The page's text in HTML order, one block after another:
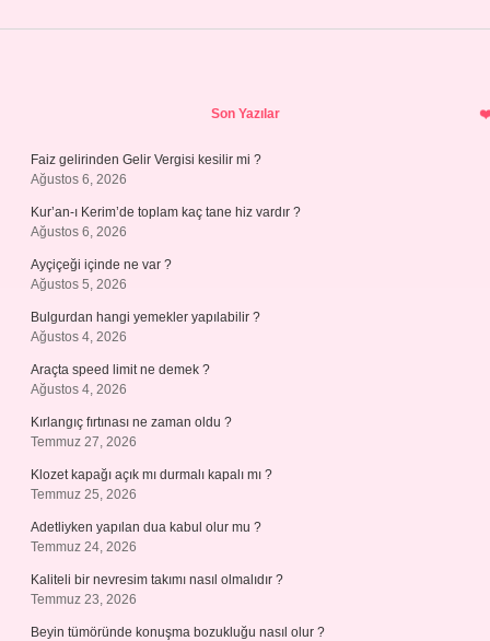
Son Yazılar
Faiz gelirinden Gelir Vergisi kesilir mi ?
Ağustos 6, 2026
Kur’an-ı Kerim’de toplam kaç tane hiz vardır ?
Ağustos 6, 2026
Ayçiçeği içinde ne var ?
Ağustos 5, 2026
Bulgurdan hangi yemekler yapılabilir ?
Ağustos 4, 2026
Araçta speed limit ne demek ?
Ağustos 4, 2026
Kırlangıç fırtınası ne zaman oldu ?
Temmuz 27, 2026
Klozet kapağı açık mı durmalı kapalı mı ?
Temmuz 25, 2026
Adetliyken yapılan dua kabul olur mu ?
Temmuz 24, 2026
Kaliteli bir nevresim takımı nasıl olmalıdır ?
Temmuz 23, 2026
Beyin tümöründe konuşma bozukluğu nasıl olur ?